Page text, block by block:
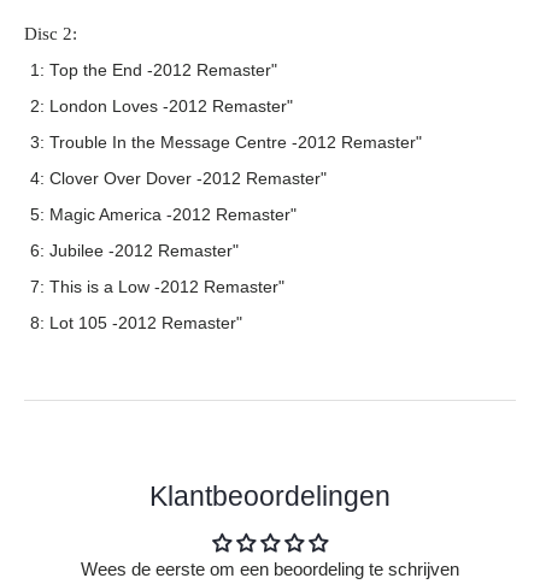
Disc 2:
1: Top the End -2012 Remaster"
2: London Loves -2012 Remaster"
3: Trouble In the Message Centre -2012 Remaster"
4: Clover Over Dover -2012 Remaster"
5: Magic America -2012 Remaster"
6: Jubilee -2012 Remaster"
7: This is a Low -2012 Remaster"
8: Lot 105 -2012 Remaster"
Klantbeoordelingen
Wees de eerste om een beoordeling te schrijven